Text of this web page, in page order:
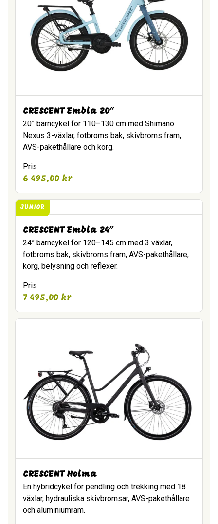
CRESCENT Embla 20″
20” barncykel för 110–130 cm med Shimano
Nexus 3-växlar, fotbroms bak, skivbroms fram,
AVS-pakethållare och korg.
Pris
6 495,00 kr
JUNIOR
CRESCENT Embla 24″
24” barncykel för 120–145 cm med 3 växlar,
fotbroms bak, skivbroms fram, AVS-pakethållare,
korg, belysning och reflexer.
Pris
7 495,00 kr
CRESCENT Holma
En hybridcykel för pendling och trekking med 18
växlar, hydrauliska skivbromsar, AVS-pakethållare
och aluminiumram.